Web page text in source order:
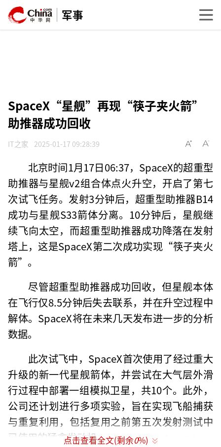
军事
SpaceX“星舰”再现“筷子夹火箭”
助推器成功回收
IT之家 2025-01-17 09:28:39
北京时间1月17日06:37，SpaceX的超重型
助推器与星舰v2组合体点火升空，开启了第七
次试飞任务。发射3分钟后，超重型助推器B14
成功与星舰S33箭体分离。10分钟后，星舰继
续飞向太空，而超重型助推器成功降落在发射
塔上，这是SpaceX第二次成功实现“筷子夹火
箭”。
尽管超重型助推器成功回收，但星舰本体
在飞行仅8.5分钟后失去联系，并在升空过程中
解体。SpaceX将在未来几天发布进一步的分析
数据。
此次试飞中，SpaceX首次使用了经过重大
升级的新一代星舰箭体，并尝试在大气层外滑
行过程中部署一组模拟卫星，共10个。此外，
公司还计划进行多项实验，旨在实现飞船捕获
与重复利用，包括复用之前第五次发射测试中
已使用的猛禽发动机。（责任编辑：于浩淙 zx0176）
点击查看全文(剩余0%)